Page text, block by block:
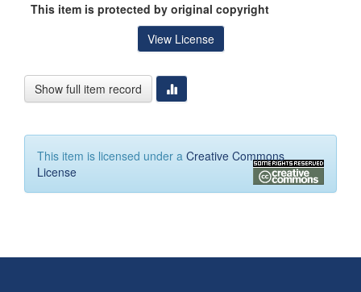
This item is protected by original copyright
View License
Show full item record
This item is licensed under a Creative Commons
License